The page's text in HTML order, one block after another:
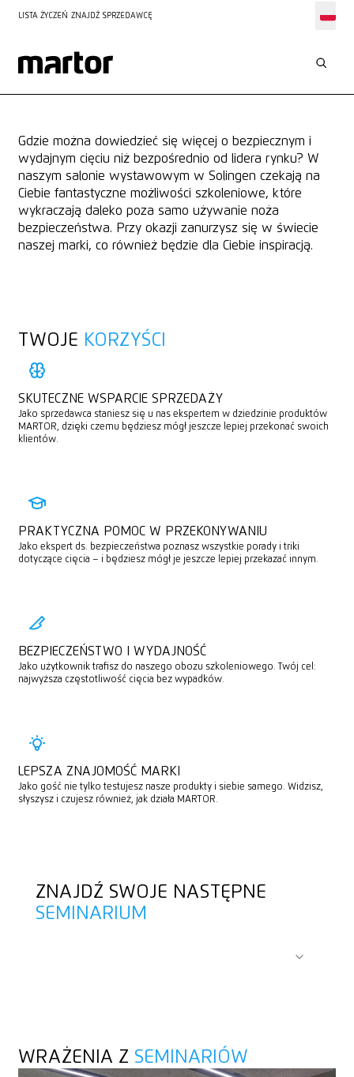
LISTA ŻYCZEŃ ZNAJDŹ SPRZEDAWCĘ
Gdzie można dowiedzieć się więcej o bezpiecznym i
wydajnym cięciu niż bezpośrednio od lidera rynku? W
naszym salonie wystawowym w Solingen czekają na
Ciebie fantastyczne możliwości szkoleniowe, które
wykraczają daleko poza samo używanie noża
bezpieczeństwa. Przy okazji zanurzysz się w świecie
naszej marki, co również będzie dla Ciebie inspiracją.
TWOJE KORZYŚCI
SKUTECZNE WSPARCIE SPRZEDAŻY
Jako sprzedawca staniesz się u nas ekspertem w dziedzinie produktów
MARTOR, dzięki czemu będziesz mógł jeszcze lepiej przekonać swoich
klientów.
PRAKTYCZNA POMOC W PRZEKONYWANIU
Jako ekspert ds. bezpieczeństwa poznasz wszystkie porady i triki
dotyczące cięcia – i będziesz mógł je jeszcze lepiej przekazać innym.
BEZPIECZEŃSTWO I WYDAJNOŚĆ
Jako użytkownik trafisz do naszego obozu szkoleniowego. Twój cel:
najwyższa częstotliwość cięcia bez wypadków.
LEPSZA ZNAJOMOŚĆ MARKI
Jako gość nie tylko testujesz nasze produkty i siebie samego. Widzisz,
słyszysz i czujesz również, jak działa MARTOR.
ZNAJDŹ SWOJE NASTĘPNE
SEMINARIUM
WRAŻENIA Z SEMINARIÓW